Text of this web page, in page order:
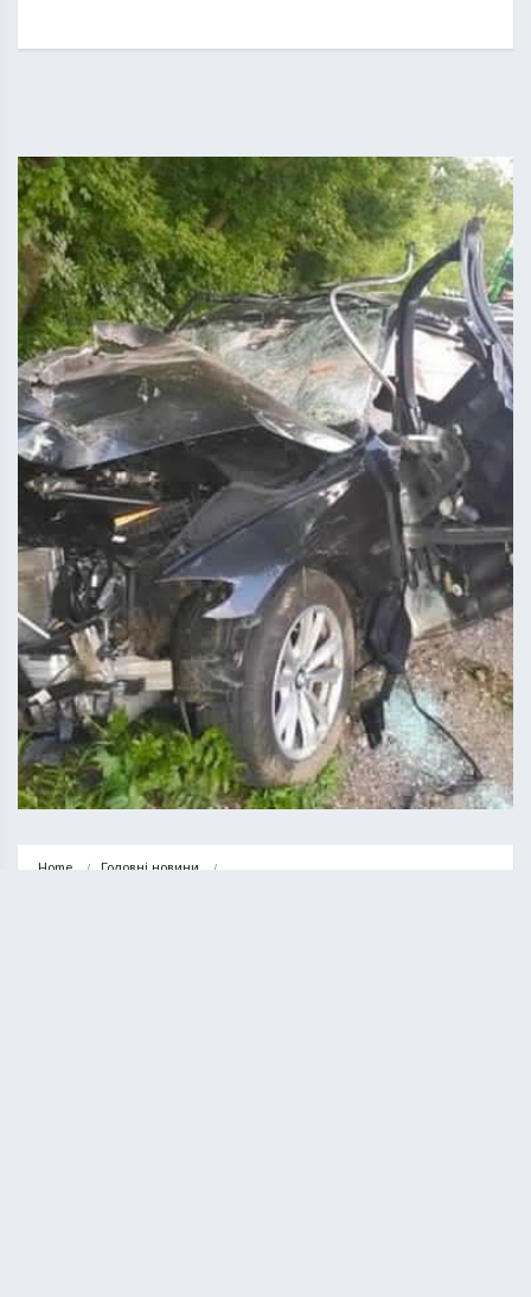
Home Головні новини